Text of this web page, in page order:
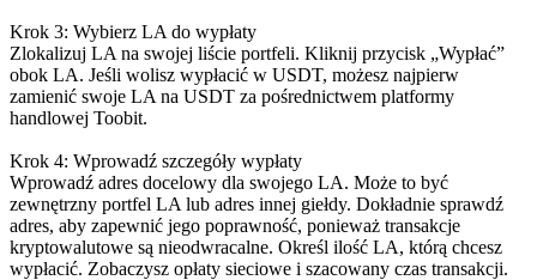
Krok 3: Wybierz LA do wypłaty
Zlokalizuj LA na swojej liście portfeli. Kliknij przycisk „Wypłać”
obok LA. Jeśli wolisz wypłacić w USDT, możesz najpierw
zamienić swoje LA na USDT za pośrednictwem platformy
handlowej Toobit.
Krok 4: Wprowadź szczegóły wypłaty
Wprowadź adres docelowy dla swojego LA. Może to być
zewnętrzny portfel LA lub adres innej giełdy. Dokładnie sprawdź
adres, aby zapewnić jego poprawność, ponieważ transakcje
kryptowalutowe są nieodwracalne. Określ ilość LA, którą chcesz
wypłacić. Zobaczysz opłaty sieciowe i szacowany czas transakcji.